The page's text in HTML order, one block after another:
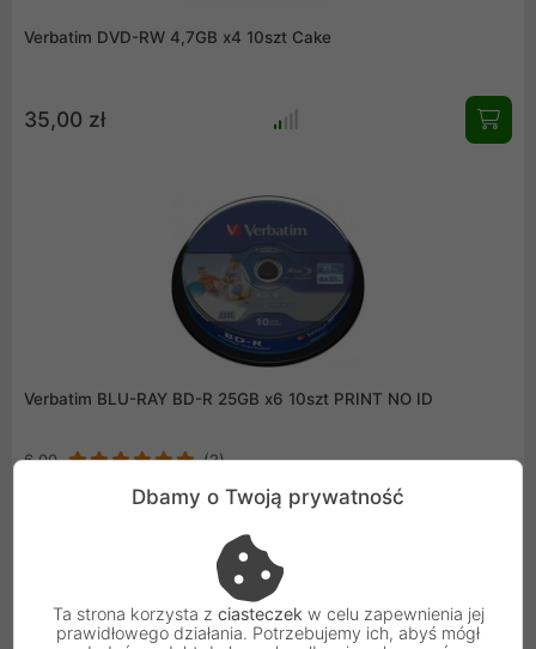
Verbatim DVD-RW 4,7GB x4 10szt Cake
35,00 zł
Verbatim BLU-RAY BD-R 25GB x6 10szt PRINT NO ID
6,00 (2)
Dbamy o Twoją prywatność
Ta strona korzysta z ciasteczek w celu zapewnienia jej
prawidłowego działania. Potrzebujemy ich, abyś mógł